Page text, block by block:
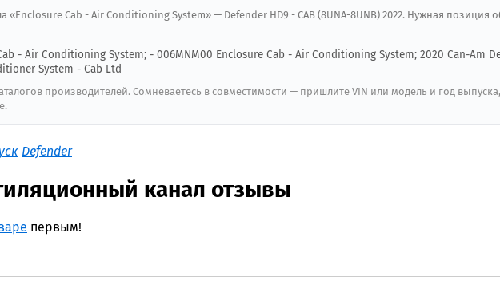
«Enclosure Cab - Air Conditioning System» — Defender HD9 - CAB (8UNA-8UNB) 2022. Нужная позиция
- Air Conditioning System; - 006MNM00 Enclosure Cab - Air Conditioning System; 2020 Can-Am
System - Cab Ltd
производителей. Сомневаетесь в совместимости — пришлите VIN или модель и год выпуска,
Defender
канал отзывы
первым!